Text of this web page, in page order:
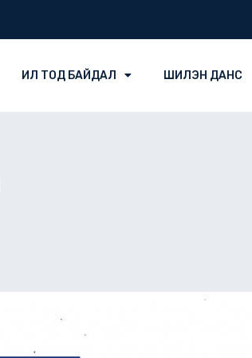
ИЛ ТОД БАЙДАЛ ШИЛЭН ДАНС